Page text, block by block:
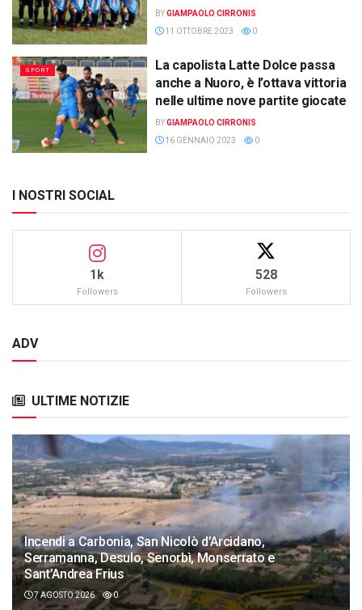
BYGIAMPAOLO CIRRONIS
11 OTTOBRE 2023
0
SPORT
La capolista Latte Dolce passa
anche a Nuoro, è l’ottava vittoria
nelle ultime nove partite giocate
BYGIAMPAOLO CIRRONIS
16 GENNAIO 2023
0
I NOSTRI SOCIAL
1k
Followers
528
Followers
ADV
ULTIME NOTIZIE
Incendi a Carbonia, San Nicolò d’Arcidano,
Serramanna, Desulo, Senorbì, Monserrato e
Sant’Andrea Frius
7 AGOSTO 2026 0